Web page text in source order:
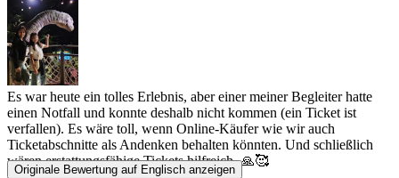
Es war heute ein tolles Erlebnis, aber einer meiner Begleiter hatte
einen Notfall und konnte deshalb nicht kommen (ein Ticket ist
verfallen). Es wäre toll, wenn Online-Käufer wie wir auch
Ticketabschnitte als Andenken behalten könnten. Und schließlich
wären erstattungsfähige Tickets hilfreich. 🙏🥰
Originale Bewertung auf Englisch anzeigen